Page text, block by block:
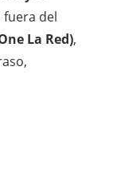
del
La Red),